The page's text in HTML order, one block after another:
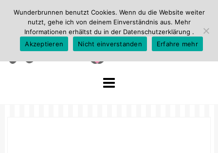
Wunderbrunnen benutzt Cookies. Wenn du die Website weiter
nutzt, gehe ich von deinem Einverständnis aus. Mehr
Informationen erhältst du in der Datenschutzerklärung .
Akzeptieren
Nicht einverstanden Erfahre mehr